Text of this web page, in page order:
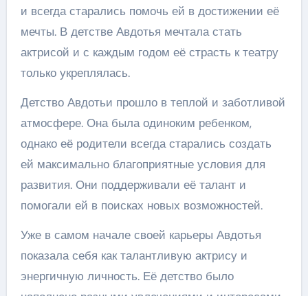
и всегда старались помочь ей в достижении её
мечты. В детстве Авдотья мечтала стать
актрисой и с каждым годом её страсть к театру
только укреплялась.
Детство Авдотьи прошло в теплой и заботливой
атмосфере. Она была одиноким ребенком,
однако её родители всегда старались создать
ей максимально благоприятные условия для
развития. Они поддерживали её талант и
помогали ей в поисках новых возможностей.
Уже в самом начале своей карьеры Авдотья
показала себя как талантливую актрису и
энергичную личность. Её детство было